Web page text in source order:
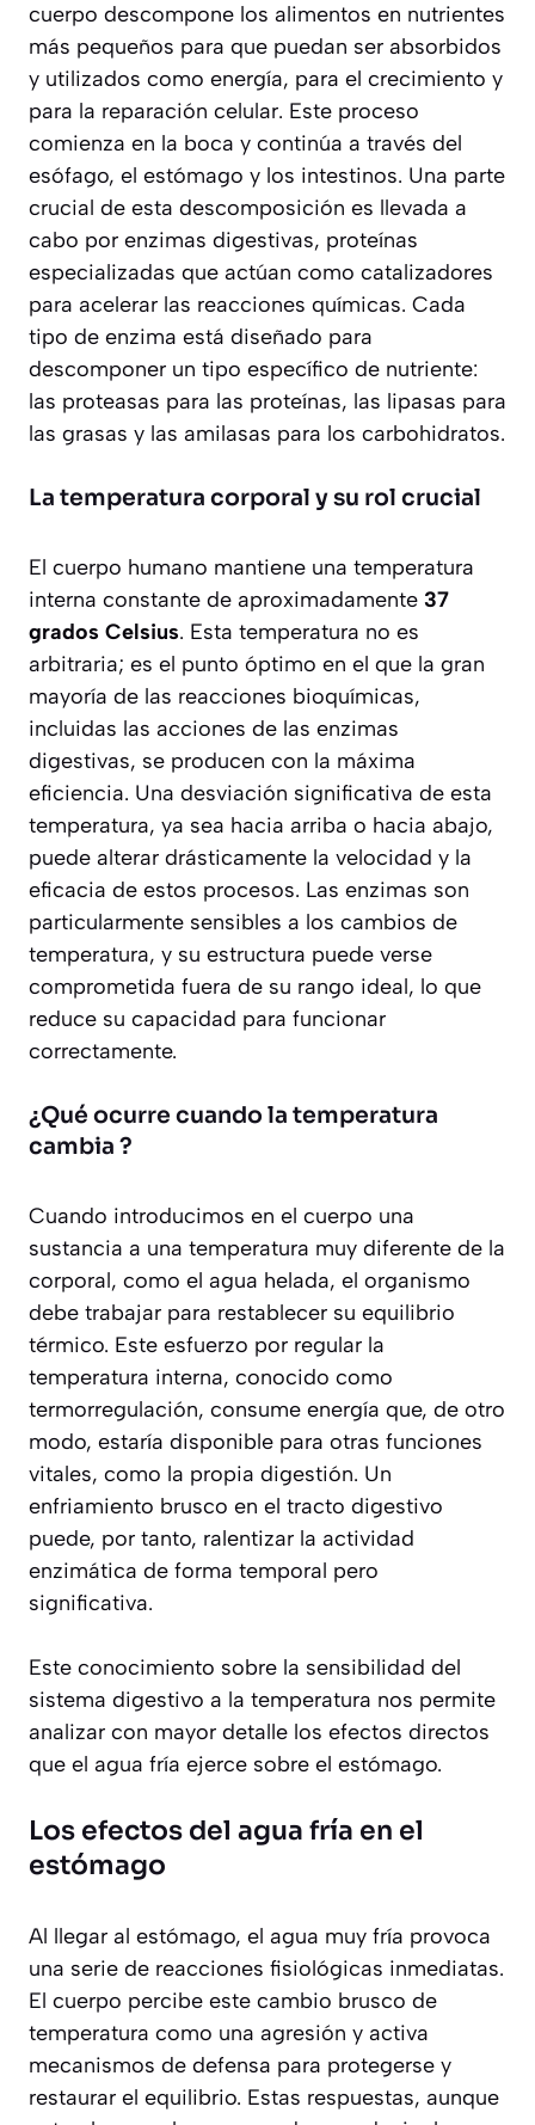
cuerpo descompone los alimentos en nutrientes
más pequeños para que puedan ser absorbidos
y utilizados como energía, para el crecimiento y
para la reparación celular. Este proceso
comienza en la boca y continúa a través del
esófago, el estómago y los intestinos. Una parte
crucial de esta descomposición es llevada a
cabo por enzimas digestivas, proteínas
especializadas que actúan como catalizadores
para acelerar las reacciones químicas. Cada
tipo de enzima está diseñado para
descomponer un tipo específico de nutriente:
las proteasas para las proteínas, las lipasas para
las grasas y las amilasas para los carbohidratos.
La temperatura corporal y su rol crucial
El cuerpo humano mantiene una temperatura
interna constante de aproximadamente 37
grados Celsius. Esta temperatura no es
arbitraria; es el punto óptimo en el que la gran
mayoría de las reacciones bioquímicas,
incluidas las acciones de las enzimas
digestivas, se producen con la máxima
eficiencia. Una desviación significativa de esta
temperatura, ya sea hacia arriba o hacia abajo,
puede alterar drásticamente la velocidad y la
eficacia de estos procesos. Las enzimas son
particularmente sensibles a los cambios de
temperatura, y su estructura puede verse
comprometida fuera de su rango ideal, lo que
reduce su capacidad para funcionar
correctamente.
¿Qué ocurre cuando la temperatura
cambia ?
Cuando introducimos en el cuerpo una
sustancia a una temperatura muy diferente de la
corporal, como el agua helada, el organismo
debe trabajar para restablecer su equilibrio
térmico. Este esfuerzo por regular la
temperatura interna, conocido como
termorregulación, consume energía que, de otro
modo, estaría disponible para otras funciones
vitales, como la propia digestión. Un
enfriamiento brusco en el tracto digestivo
puede, por tanto, ralentizar la actividad
enzimática de forma temporal pero
significativa.
Este conocimiento sobre la sensibilidad del
sistema digestivo a la temperatura nos permite
analizar con mayor detalle los efectos directos
que el agua fría ejerce sobre el estómago.
Los efectos del agua fría en el
estómago
Al llegar al estómago, el agua muy fría provoca
una serie de reacciones fisiológicas inmediatas.
El cuerpo percibe este cambio brusco de
temperatura como una agresión y activa
mecanismos de defensa para protegerse y
restaurar el equilibrio. Estas respuestas, aunque